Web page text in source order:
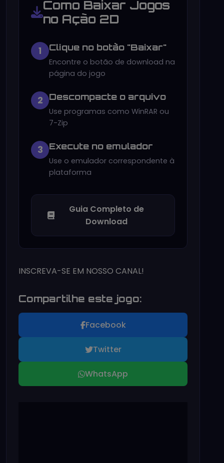
Como Baixar Jogos
no Ação 2D
1 Clique no botão "Baixar"
Encontre o botão de download na
página do jogo
2 Descompacte o arquivo
Use programas como WinRAR ou
7-Zip
3 Execute no emulador
Use o emulador correspondente à
plataforma
Guia Completo de
Download
INSCREVA-SE EM NOSSO CANAL!
Compartilhe este jogo:
Facebook
Twitter
WhatsApp